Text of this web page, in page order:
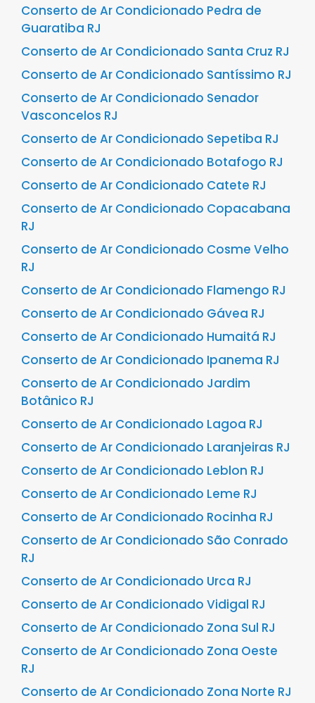
Conserto de Ar Condicionado Pedra de
Guaratiba RJ
Conserto de Ar Condicionado Santa Cruz RJ
Conserto de Ar Condicionado Santíssimo RJ
Conserto de Ar Condicionado Senador
Vasconcelos RJ
Conserto de Ar Condicionado Sepetiba RJ
Conserto de Ar Condicionado Botafogo RJ
Conserto de Ar Condicionado Catete RJ
Conserto de Ar Condicionado Copacabana
RJ
Conserto de Ar Condicionado Cosme Velho
RJ
Conserto de Ar Condicionado Flamengo RJ
Conserto de Ar Condicionado Gávea RJ
Conserto de Ar Condicionado Humaitá RJ
Conserto de Ar Condicionado Ipanema RJ
Conserto de Ar Condicionado Jardim
Botânico RJ
Conserto de Ar Condicionado Lagoa RJ
Conserto de Ar Condicionado Laranjeiras RJ
Conserto de Ar Condicionado Leblon RJ
Conserto de Ar Condicionado Leme RJ
Conserto de Ar Condicionado Rocinha RJ
Conserto de Ar Condicionado São Conrado
RJ
Conserto de Ar Condicionado Urca RJ
Conserto de Ar Condicionado Vidigal RJ
Conserto de Ar Condicionado Zona Sul RJ
Conserto de Ar Condicionado Zona Oeste
RJ
Conserto de Ar Condicionado Zona Norte RJ